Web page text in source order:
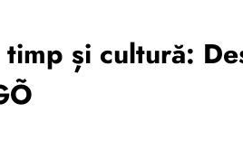
și cultură: